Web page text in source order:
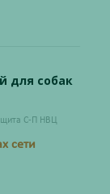
для собак
С-П НВЦ
сети